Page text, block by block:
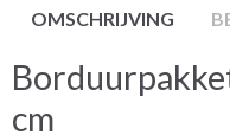
OMSCHRIJVING
cm